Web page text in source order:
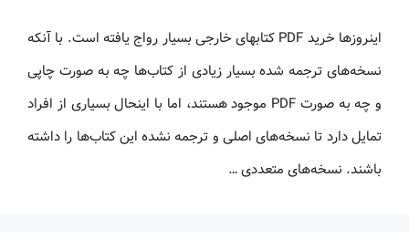
اینروزها خرید PDF کتاب‎های خارجی بسیار رواج یافته است. با آنکه
نسخه‌های ترجمه شده بسیار زیادی از کتاب‌ها چه به صورت چاپی
و چه به صورت PDF موجود هستند، اما با اینحال بسیاری از افراد
تمایل دارد تا نسخه‌های اصلی و ترجمه نشده این کتاب‌ها را داشته
باشند. نسخه‌های متعددی …